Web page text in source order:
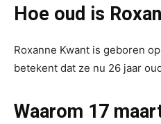
Hoe oud is
Roxanne Kwant is geboren
betekent dat ze nu 26 jaar
Waarom 17